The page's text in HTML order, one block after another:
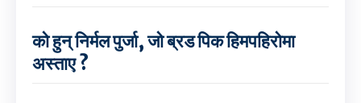
को हुन् निर्मल पुर्जा, जो ब्रड पिक हिमपहिरोमा
अस्ताए ?